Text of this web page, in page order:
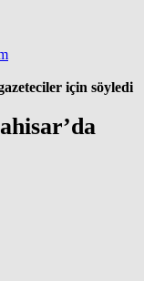
için söyledi